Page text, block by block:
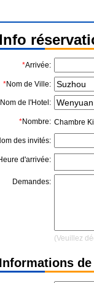
Info
*Arrivée:
*Nom de Ville:
Nom de l'Hotel:
*Nombre: Chambre
des invités:
d'arrivée:
Demandes:
(Veuillez
Informations